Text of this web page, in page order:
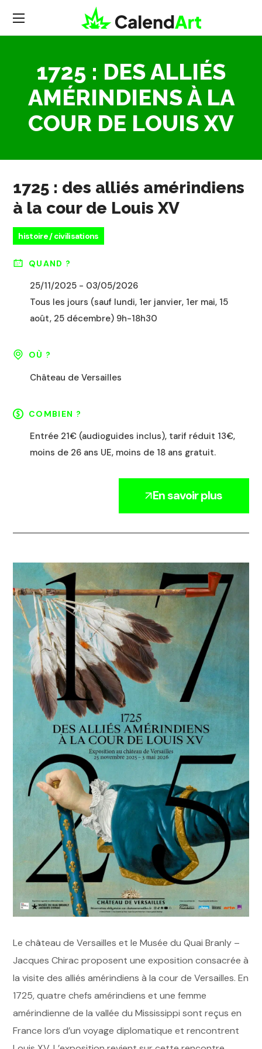
1725 : DES ALLIÉS
AMÉRINDIENS À LA
COUR DE LOUIS XV
1725 : des alliés amérindiens
à la cour de Louis XV
histoire / civilisations
QUAND ?
25/11/2025 - 03/05/2026
Tous les jours (sauf lundi, 1er janvier, 1er mai, 15
août, 25 décembre) 9h-18h30
OÙ ?
Château de Versailles
COMBIEN ?
Entrée 21€ (audioguides inclus), tarif réduit 13€,
moins de 26 ans UE, moins de 18 ans gratuit.
En savoir plus
Le château de Versailles et le Musée du Quai Branly –
Jacques Chirac proposent une exposition consacrée à
la visite des alliés amérindiens à la cour de Versailles. En
1725, quatre chefs amérindiens et une femme
amérindienne de la vallée du Mississippi sont reçus en
France lors d’un voyage diplomatique et rencontrent